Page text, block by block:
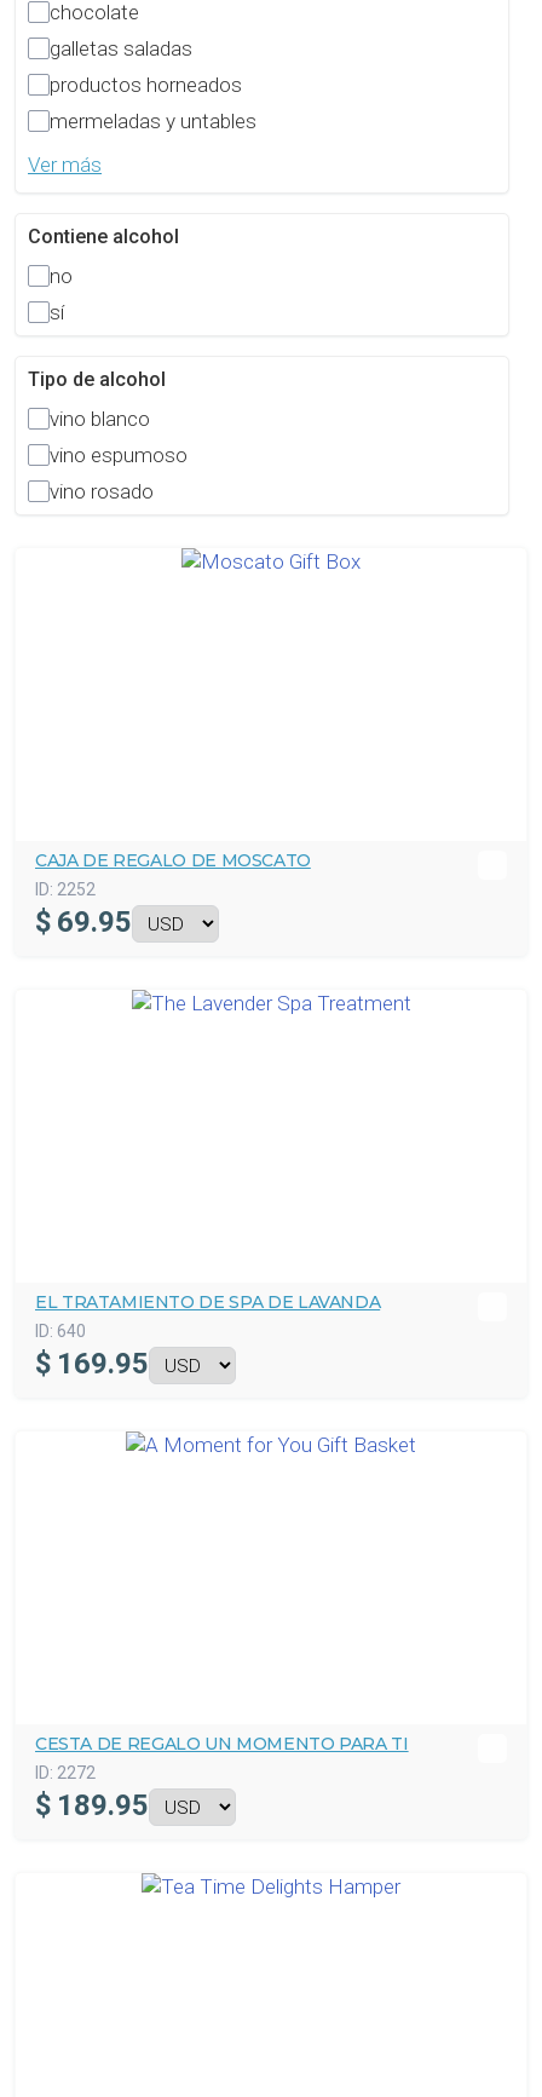
chocolate
galletas saladas
productos horneados
mermeladas y untables
Ver más
Contiene alcohol
no
sí
Tipo de alcohol
vino blanco
vino espumoso
vino rosado
CAJA DE REGALO DE MOSCATO
ID: 2252
$ 69.95
EL TRATAMIENTO DE SPA DE LAVANDA
ID: 640
$ 169.95
CESTA DE REGALO UN MOMENTO PARA TI
ID: 2272
$ 189.95